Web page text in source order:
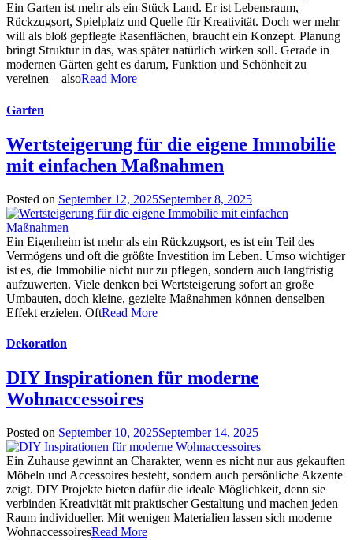
Ein Garten ist mehr als ein Stück Land. Er ist Lebensraum,
Rückzugsort, Spielplatz und Quelle für Kreativität. Doch wer mehr
will als bloß gepflegte Rasenflächen, braucht ein Konzept. Planung
bringt Struktur in das, was später natürlich wirken soll. Gerade in
modernen Gärten geht es darum, Funktion und Schönheit zu
vereinen – alsoRead More
Garten
Wertsteigerung für die eigene Immobilie
mit einfachen Maßnahmen
Posted on September 12, 2025September 8, 2025
Ein Eigenheim ist mehr als ein Rückzugsort, es ist ein Teil des
Vermögens und oft die größte Investition im Leben. Umso wichtiger
ist es, die Immobilie nicht nur zu pflegen, sondern auch langfristig
aufzuwerten. Viele denken bei Wertsteigerung sofort an große
Umbauten, doch kleine, gezielte Maßnahmen können denselben
Effekt erzielen. OftRead More
Dekoration
DIY Inspirationen für moderne
Wohnaccessoires
Posted on September 10, 2025September 14, 2025
Ein Zuhause gewinnt an Charakter, wenn es nicht nur aus gekauften
Möbeln und Accessoires besteht, sondern auch persönliche Akzente
zeigt. DIY Projekte bieten dafür die ideale Möglichkeit, denn sie
verbinden Kreativität mit praktischer Gestaltung und machen jeden
Raum individueller. Mit wenigen Materialien lassen sich moderne
WohnaccessoiresRead More